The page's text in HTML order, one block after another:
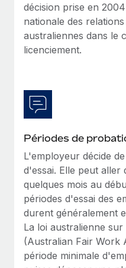
décision prise en
nationale des
australiennes dans le
licenciement.
Périodes de
L'employeur décide
d'essai. Elle peut aller
quelques mois au
périodes d'essai des
durent généralement
La loi australienne
(Australian Fair Work
période minimale